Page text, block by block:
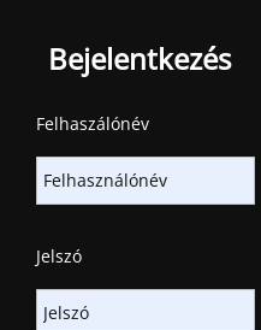
Bejelentkezés
Felhaszálónév
Jelszó